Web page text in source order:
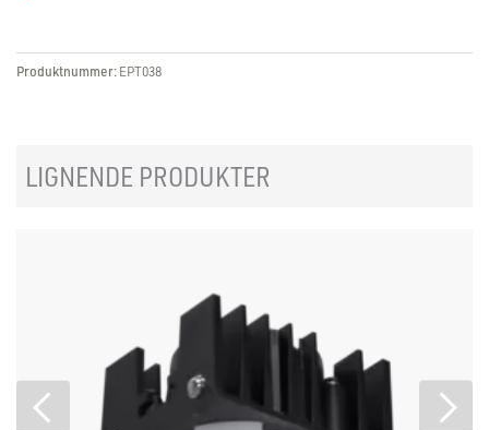
Produktnummer: EPT038
LIGNENDE PRODUKTER